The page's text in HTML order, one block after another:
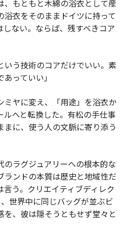
、もともと木綿の浴衣として産
浴衣をそのままドイツに持って
ない。ならば、残すべきコア
いう技術のコアだけでいい。素
っていい」
ミヤに変え、「用途」を浴衣か
ルへと転換した。有松の手仕事
まに、使う人の文脈に寄り添う
のラグジュアリーへの根本的な
ランドの本質は歴史と地域性だ
う。クリエイティブディレク
世界中に同じバッグが並ぶビ
を、彼は隠そうともせず堂々と